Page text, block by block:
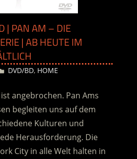
| PAN AM – DIE
| AB HEUTE IM
Desiree
DVD/BD, HOME
angebrochen. Pan Ams
begleiten uns auf dem
Kulturen und
Herausforderung. Die
City in alle Welt halten in